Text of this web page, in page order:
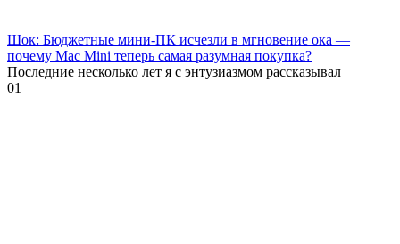
Шок: Бюджетные мини-ПК исчезли в мгновение ока —
почему Mac Mini теперь самая разумная покупка?
Последние несколько лет я с энтузиазмом рассказывал
01